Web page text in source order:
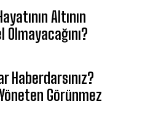
Altının
Haberdarsınız?
Görünmez